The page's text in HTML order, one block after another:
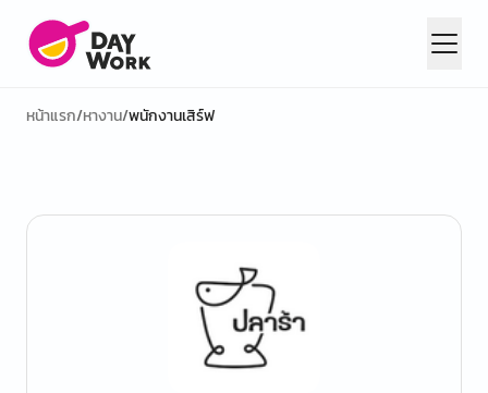
หน้าแรก/หางาน/พนักงานเสิร์ฟ